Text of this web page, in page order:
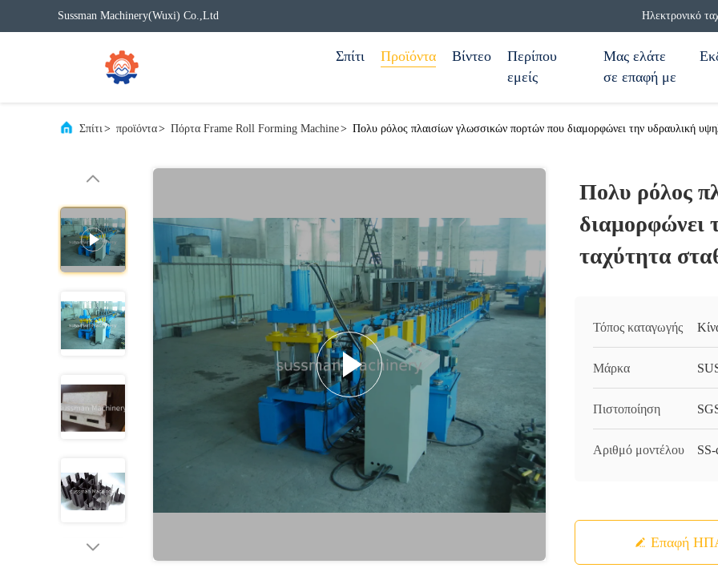
Sussman Machinery(Wuxi) Co.,Ltd Ηλεκτρονικό
Σπίτι Προϊόντα Βίντεο
Περίπου
εμείς
Μας ελάτε
σε επαφή με
Σπίτι> προϊόντα> Πόρτα Frame Roll Forming Machine> Πολυ ρόλος πλαισίων γλωσσικών πορτών που διαμορφώνει την υδραυλική
Πολυ ρόλος
διαμορφώνει
ταχύτητα
Τόπος καταγωγής
Μάρκα
Πιστοποίηση
Αριθμό μοντέλου
Επαφή